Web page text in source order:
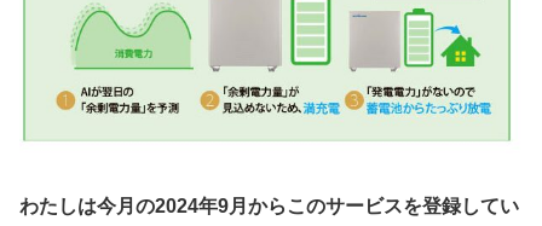
わたしは今月の2024年9月からこのサービスを登録してい